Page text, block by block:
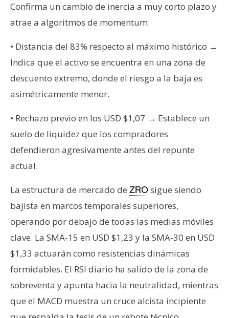
Confirma un cambio de inercia a muy corto plazo y
atrae a algoritmos de momentum.
• Distancia del 83% respecto al máximo histórico →
Indica que el activo se encuentra en una zona de
descuento extremo, donde el riesgo a la baja es
asimétricamente menor.
• Rechazo previo en los USD $1,07 → Establece un
suelo de liquidez que los compradores
defendieron agresivamente antes del repunte
actual.
La estructura de mercado de ZROsigue siendo
bajista en marcos temporales superiores,
operando por debajo de todas las medias móviles
clave. La SMA-15 en USD $1,23 y la SMA-30 en USD
$1,33 actuarán como resistencias dinámicas
formidables. El RSI diario ha salido de la zona de
sobreventa y apunta hacia la neutralidad, mientras
que el MACD muestra un cruce alcista incipiente